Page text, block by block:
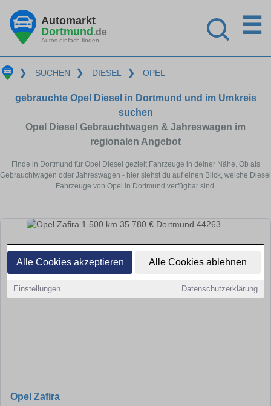
Alle Cookies akzeptieren Alle Cookies ablehnen
Einstellungen Datenschutzerklärung
Automarkt
Dortmund.de
Autos einfach finden
☰
❯ SUCHEN ❯ DIESEL ❯ OPEL
gebrauchte Opel Diesel in Dortmund und im Umkreis
suchen
Opel Diesel Gebrauchtwagen & Jahreswagen im
regionalen Angebot
Finde in Dortmund für Opel Diesel gezielt Fahrzeuge in deiner Nähe. Ob als
Gebrauchtwagen oder Jahreswagen - hier siehst du auf einen Blick, welche Diesel
Fahrzeuge von Opel in Dortmund verfügbar sind.
Opel Zafira